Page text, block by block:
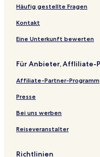
Häufig gestellte Fragen
Kontakt
Eine Unterkunft bewerten
Für Anbieter, Affliliate-
Affiliate-Partner-Programm
Presse
Bei uns werben
Reiseveranstalter
Richtlinien